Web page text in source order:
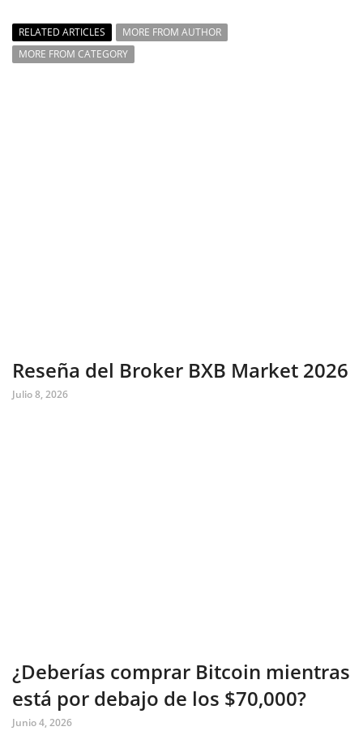
RELATED ARTICLES
MORE FROM AUTHOR
MORE FROM CATEGORY
Reseña del Broker BXB Market 2026
Julio 8, 2026
¿Deberías comprar Bitcoin mientras
está por debajo de los $70,000?
Junio 4, 2026